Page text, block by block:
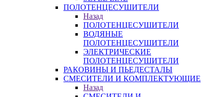
ПОЛОТЕНЦЕСУШИТЕЛИ
Назад
ПОЛОТЕНЦЕСУШИТЕЛИ
ВОДЯНЫЕ
ПОЛОТЕНЦЕСУШИТЕЛИ
ЭЛЕКТРИЧЕСКИЕ
ПОЛОТЕНЦЕСУШИТЕЛИ
РАКОВИНЫ И ПЬЕДЕСТАЛЫ
СМЕСИТЕЛИ И КОМПЛЕКТУЮЩИЕ
Назад